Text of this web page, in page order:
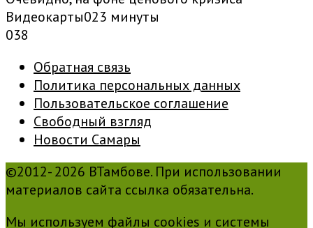
Видеокарты023 минуты
038
Обратная связь
Политика персональных данных
Пользовательское соглашение
Свободный взгляд
Новости Самары
©2012- 2026 ВТамбове. При использовании
материалов сайта ссылка обязательна.
Мы используем файлы cookies и системы